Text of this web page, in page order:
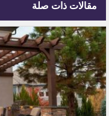
مقالات ذات صلة